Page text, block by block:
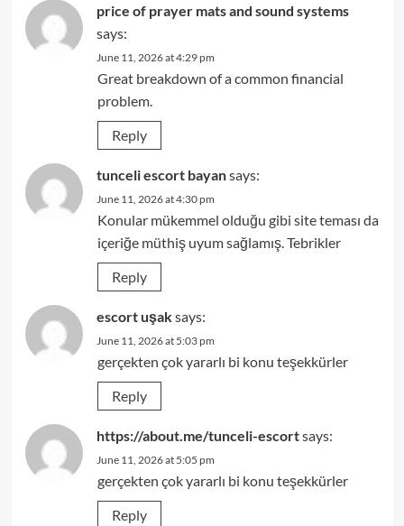
price of prayer mats and sound systems
says:
June 11, 2026 at 4:29 pm
Great breakdown of a common financial
problem.
Reply
tunceli escort bayansays:
June 11, 2026 at 4:30 pm
Konular mükemmel olduğu gibi site teması da
içeriğe müthiş uyum sağlamış. Tebrikler
Reply
escort uşaksays:
June 11, 2026 at 5:03 pm
gerçekten çok yararlı bi konu teşekkürler
Reply
https://about.me/tunceli-escortsays:
June 11, 2026 at 5:05 pm
gerçekten çok yararlı bi konu teşekkürler
Reply